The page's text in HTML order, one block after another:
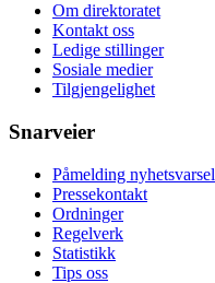
Om direktoratet
Kontakt oss
Ledige stillinger
Sosiale medier
Tilgjengelighet
Snarveier
Påmelding nyhetsvarsel
Pressekontakt
Ordninger
Regelverk
Statistikk
Tips oss